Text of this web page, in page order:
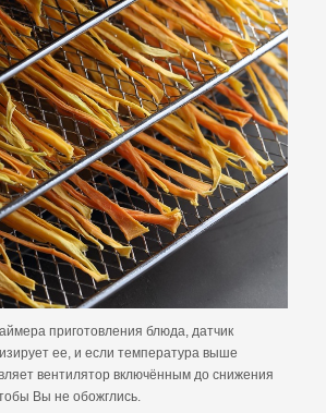
приготовления блюда, датчик
ее, и если температура выше
вентилятор включённым до снижения
Вы не обожглись.